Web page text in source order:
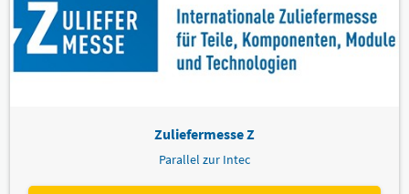
Zuliefermesse Z
Parallel zur Intec